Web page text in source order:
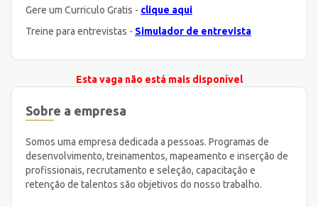
Gere um Curriculo Gratis - clique aqui
Treine para entrevistas - Simulador de entrevista
Esta vaga não está mais disponível
Sobre a empresa
Somos uma empresa dedicada a pessoas. Programas de
desenvolvimento, treinamentos, mapeamento e inserção de
profissionais, recrutamento e seleção, capacitação e
retenção de talentos são objetivos do nosso trabalho.